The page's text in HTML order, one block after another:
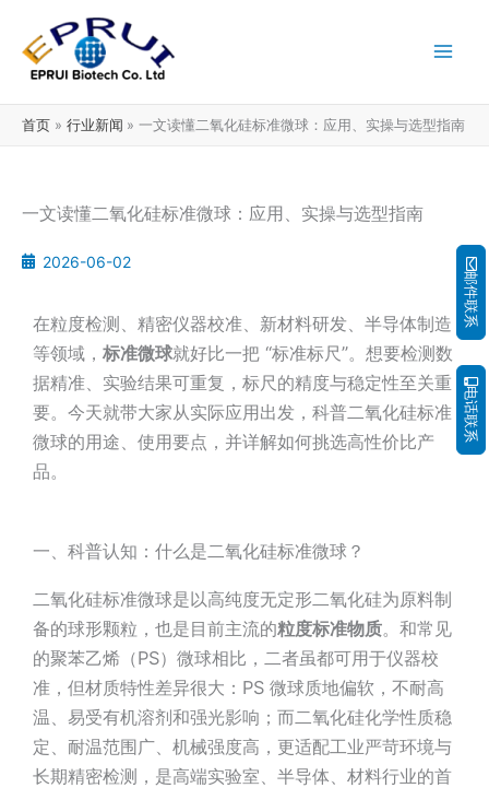
容
首页 行业新闻 一文读懂二氧化硅标准微球：应用、实操与选型指南
一文读懂二氧化硅标准微球：应用、实操与选型指南
2026-06-02
在粒度检测、精密仪器校准、新材料研发、半导体制造
等领域， 标准微球就好比一把 “标准标尺”。想要检测数
据精准、实验结果可重复，标尺的精度与稳定性至关重
要。今天就带大家从实际应用出发，科普二氧化硅标准
微球的用途、使用要点，并详解如何挑选高性价比产
品。
一、科普认知：什么是二氧化硅标准微球？
二氧化硅标准微球是以高纯度无定形二氧化硅为原料制
备的球形颗粒，也是目前主流的粒度标准物质。和常见
的聚苯乙烯（PS）微球相比，二者虽都可用于仪器校
准，但材质特性差异很大：PS 微球质地偏软，不耐高
温、易受有机溶剂和强光影响；而二氧化硅化学性质稳
定、耐温范围广、机械强度高，更适配工业严苛环境与
长期精密检测，是高端实验室、半导体、材料行业的首
邮件联系
电话联系